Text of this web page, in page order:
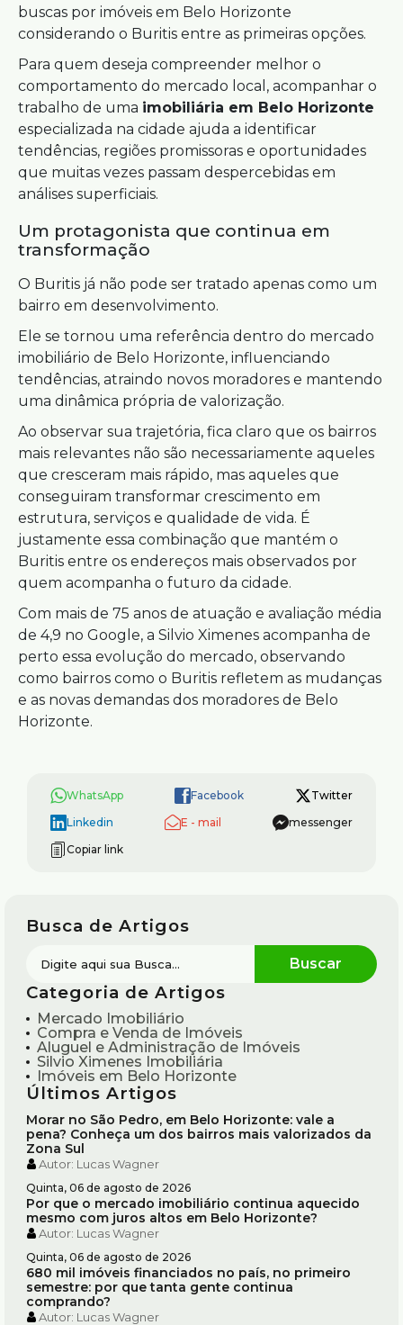
buscas por imóveis em Belo Horizonte
considerando o Buritis entre as primeiras opções.
Para quem deseja compreender melhor o
comportamento do mercado local, acompanhar o
trabalho de uma imobiliária em Belo Horizonte
especializada na cidade ajuda a identificar
tendências, regiões promissoras e oportunidades
que muitas vezes passam despercebidas em
análises superficiais.
Um protagonista que continua em
transformação
O Buritis já não pode ser tratado apenas como um
bairro em desenvolvimento.
Ele se tornou uma referência dentro do mercado
imobiliário de Belo Horizonte, influenciando
tendências, atraindo novos moradores e mantendo
uma dinâmica própria de valorização.
Ao observar sua trajetória, fica claro que os bairros
mais relevantes não são necessariamente aqueles
que cresceram mais rápido, mas aqueles que
conseguiram transformar crescimento em
estrutura, serviços e qualidade de vida. É
justamente essa combinação que mantém o
Buritis entre os endereços mais observados por
quem acompanha o futuro da cidade.
Com mais de 75 anos de atuação e avaliação média
de 4,9 no Google, a Silvio Ximenes acompanha de
perto essa evolução do mercado, observando
como bairros como o Buritis refletem as mudanças
e as novas demandas dos moradores de Belo
Horizonte.
WhatsApp Facebook
Twitter
Linkedin
E - mail
messenger
Copiar link
Busca de Artigos
Categoria de Artigos
Mercado Imobiliário
Compra e Venda de Imóveis
Aluguel e Administração de Imóveis
Silvio Ximenes Imobiliária
Imóveis em Belo Horizonte
Últimos Artigos
Morar no São Pedro, em Belo Horizonte: vale a
pena? Conheça um dos bairros mais valorizados da
Zona Sul
Autor: Lucas Wagner
Quinta, 06 de agosto de 2026
Por que o mercado imobiliário continua aquecido
mesmo com juros altos em Belo Horizonte?
Autor: Lucas Wagner
Quinta, 06 de agosto de 2026
680 mil imóveis financiados no país, no primeiro
semestre: por que tanta gente continua
comprando?
Autor: Lucas Wagner